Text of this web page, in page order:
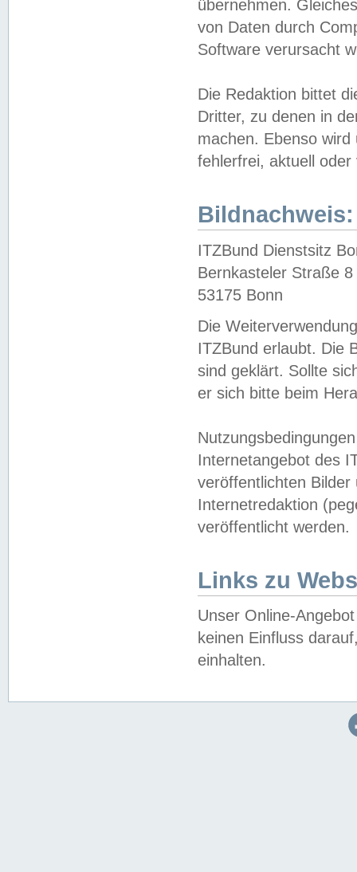
übernehmen.
von Daten durch
Software verursacht
Die Redaktion bittet
Dritter, zu denen in
machen. Ebenso
fehlerfrei, aktuell oder
Bildnachweis:
ITZBund Dienstsitz
Bernkasteler Straße 8
53175 Bonn
Die
ITZBund erlaubt. Die
sind geklärt. Sollte
er sich bitte beim
Internetangebot des
veröffentlichten
Internetredaktion
veröffentlicht werden.
Links zu
Unser Online-
keinen Einfluss
einhalten.